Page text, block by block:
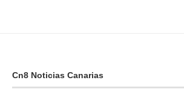
Cn8 Noticias Canarias